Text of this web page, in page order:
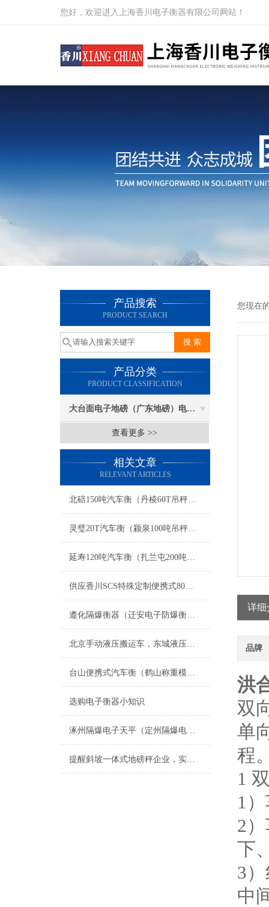
您好，欢迎进入上海香川电子衡器有限公司网站！
产品搜索
PRODUCT SEARCH
产品分类
PRODUCT CLASSIFICATION
大台面电子地磅（广东地磅）电子汽车衡
查看更多 >>
相关文章
RELEVANT ARTICLES
北碚150吨汽车衡（丹棱60T吊秤）荣昌30吨地磅维修
灵璧20T汽车衡（颍泉100吨吊秤）怀远汽车地磅）祁门50T地磅维修
延寿120吨汽车衡（扎兰屯200吨吊秤）通河不锈钢台称维修
供应香川SCS特殊定制便携式80吨汽车磅
遵化隔爆衡器（迁安电子防爆衡器）朝阳防爆电子地磅维修
北京手动液压搬运车，东城液压搬运秤，叉车秤
台山便携式汽车衡（鹤山称重模块）潮阳称重模块）澄海地磅维修
选购电子衡器小知识
涿州隔爆电子天平（定州隔爆电子地磅）保定隔爆电子钢瓶秤维修
提醒斜坡一体式地磅秤企业，实惠的产品绝非劣质产品！
您现在
详细
品牌
洪
双
单
程
1
1
2
下
3
中